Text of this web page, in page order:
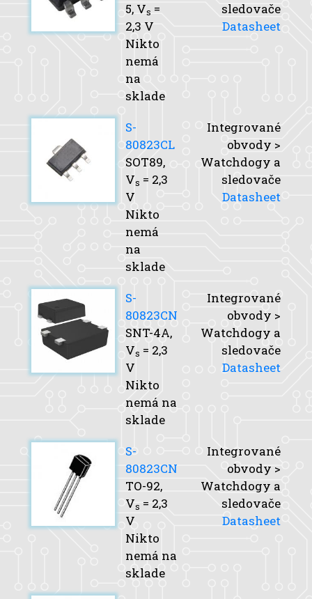
5, Vs =
2,3 V
Nikto
nemá
na
sklade
sledovače
Datasheet
S-
80823CL
SOT89,
Vs = 2,3
V
Nikto
nemá
na
sklade
Integrované
obvody >
Watchdogy a
sledovače
Datasheet
S-
80823CN
SNT-4A,
Vs = 2,3
V
Nikto
nemá na
sklade
Integrované
obvody >
Watchdogy a
sledovače
Datasheet
S-
80823CN
TO-92,
Vs = 2,3
V
Nikto
nemá na
sklade
Integrované
obvody >
Watchdogy a
sledovače
Datasheet